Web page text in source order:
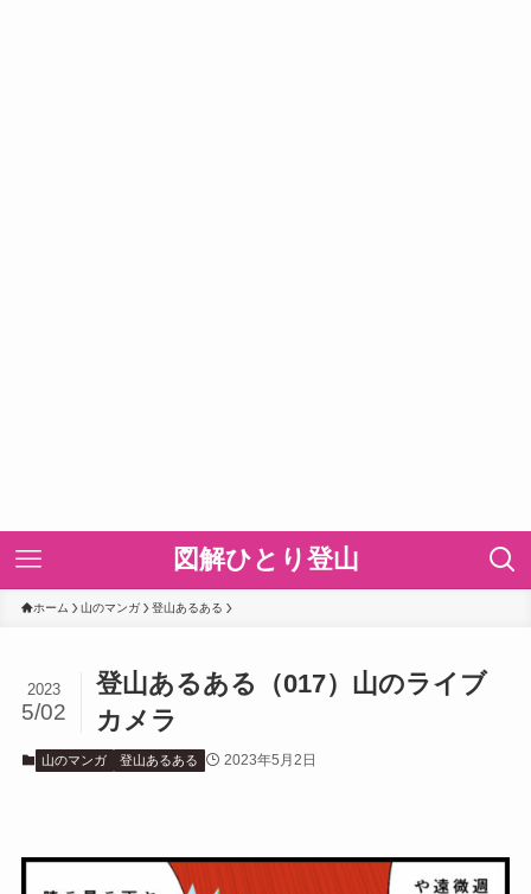
図解ひとり登山
ホーム 山のマンガ 登山あるある
登山あるある（017）山のライブ
カメラ
2023
5/02
山のマンガ 登山あるある 2023年5月2日